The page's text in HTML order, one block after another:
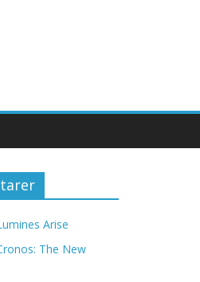
Arise
The New